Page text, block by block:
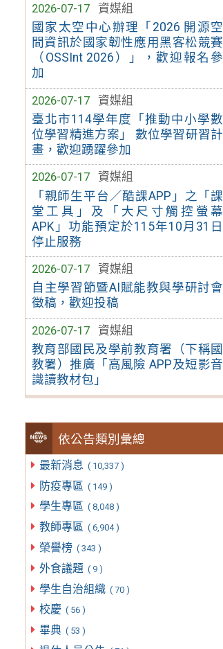
2026-07-17
資媒組
國家太空中心辦理「2026 開源空
間資訊於國家韌性應用黑客松競賽
（OSSInt 2026）」，歡迎報名參
加
2026-07-17
資媒組
臺北市114學年度「推動中小學數
位學習精進方案」 數位學習研習計
畫，歡迎踴躍參加
2026-07-17
資媒組
「親師生平台／酷課APP」之「課
堂工具」及「大尺寸觸控螢幕
APK」功能預定於115年10月31日
停止服務
2026-07-17
資媒組
自主學習節暨AI賦能教與學研討會
徵稿，歡迎投稿
2026-07-17
資媒組
教育部國民及學前教育署（下稱國
教署）推廣「高風險 APP及短影音
識讀教材包」
依公告類別彙總
最新消息 ( 10,337 )
防疫專區 ( 149 )
學生專區 ( 8,048 )
教師專區 ( 6,904 )
榮譽榜 ( 343 )
外食議題 ( 9 )
學生自治組織 ( 70 )
校慶 ( 56 )
畢典 ( 53 )